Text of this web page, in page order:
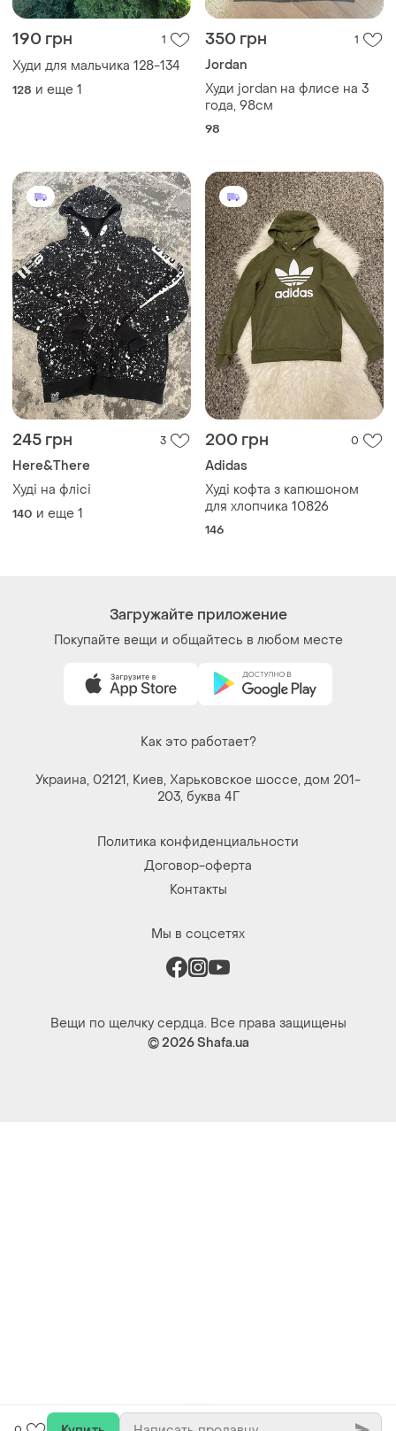
190 грн 1
Худи для мальчика 128-134
128 и еще 1
350 грн 1
Jordan
Худи jordan на флисе на 3
года, 98см
98
245 грн 3
Here&There
Худі на флісі
140 и еще 1
200 грн 0
Adidas
Худі кофта з капюшоном
для хлопчика 10826
146
Загружайте приложение
Покупайте вещи и общайтесь в любом месте
Как это работает?
Украина, 02121, Киев, Харьковское шоссе, дом 201-
203, буква 4Г
Политика конфиденциальности
Договор-оферта
Контакты
Мы в соцсетях
Вещи по щелчку сердца. Все права защищены
© 2026Shafa.ua